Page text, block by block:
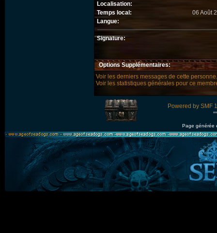
Localisation:
Temps local:
06 Août
Langue:
Signature:
Options Supplémentaires:
Voir les derniers messages de cette
Voir les statistiques générales pour ce
Powered by SMF
Page générée